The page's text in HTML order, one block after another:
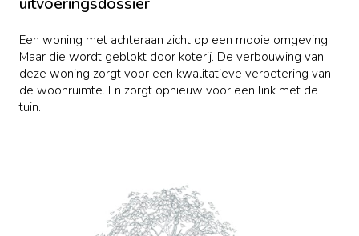
Een woning met achteraan zicht op een mooie omgeving.
Maar die wordt geblokt door koterij. De verbouwing van
deze woning zorgt voor een kwalitatieve verbetering van
de woonruimte. En zorgt opnieuw voor een link met de
tuin.